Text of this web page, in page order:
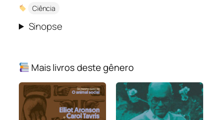
Ciência
Sinopse
Mais livros deste gênero